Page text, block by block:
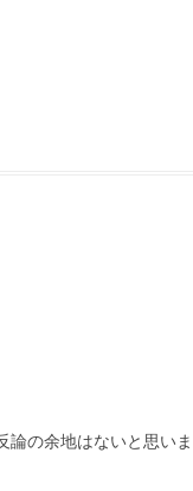
論の余地はないと思いま